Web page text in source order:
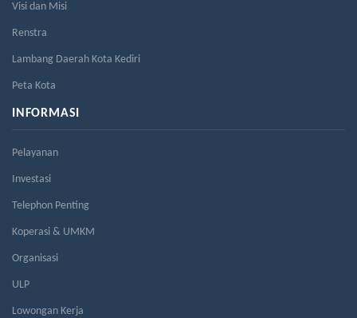
Visi dan Misi
Renstra
Lambang Daerah Kota Kediri
Peta Kota
INFORMASI
Pelayanan
Investasi
Telephon Penting
Koperasi & UMKM
Organisasi
ULP
Lowongan Kerja